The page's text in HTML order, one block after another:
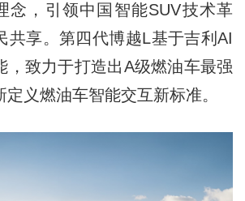
念，引领中国智能SUV技术革
共享。第四代博越L基于吉利AI
，致力于打造出A级燃油车最强
义燃油车智能交互新标准。